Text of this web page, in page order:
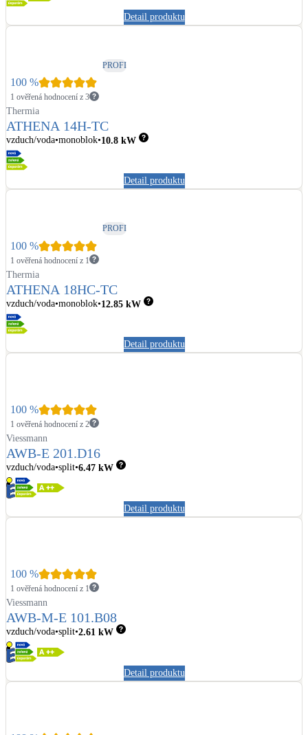
Detail produktu
100%
1 ověřená hodnocení z 3
PROFI
Thermia
ATHENA 14H-TC
vzduch/voda monoblok 10.8 kW
Detail produktu
100%
1 ověřená hodnocení z 1
PROFI
Thermia
ATHENA 18HC-TC
vzduch/voda monoblok 12.85 kW
Detail produktu
100%
1 ověřená hodnocení z 2
Viessmann
AWB-E 201.D16
vzduch/voda split 6.47 kW
Detail produktu
100%
1 ověřená hodnocení z 1
Viessmann
AWB-M-E 101.B08
vzduch/voda split 2.61 kW
Detail produktu